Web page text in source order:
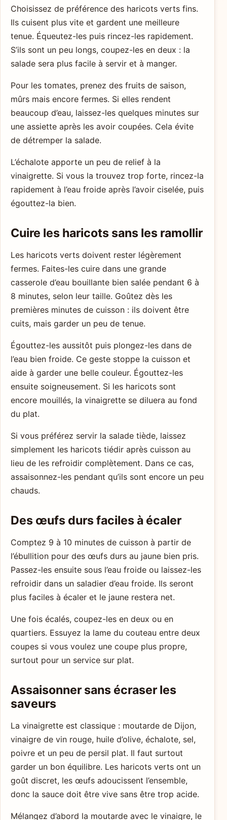
Choisissez de préférence des haricots verts fins.
Ils cuisent plus vite et gardent une meilleure
tenue. Équeutez-les puis rincez-les rapidement.
S’ils sont un peu longs, coupez-les en deux : la
salade sera plus facile à servir et à manger.
Pour les tomates, prenez des fruits de saison,
mûrs mais encore fermes. Si elles rendent
beaucoup d’eau, laissez-les quelques minutes sur
une assiette après les avoir coupées. Cela évite
de détremper la salade.
L’échalote apporte un peu de relief à la
vinaigrette. Si vous la trouvez trop forte, rincez-la
rapidement à l’eau froide après l’avoir ciselée, puis
égouttez-la bien.
Cuire les haricots sans les ramollir
Les haricots verts doivent rester légèrement
fermes. Faites-les cuire dans une grande
casserole d’eau bouillante bien salée pendant 6 à
8 minutes, selon leur taille. Goûtez dès les
premières minutes de cuisson : ils doivent être
cuits, mais garder un peu de tenue.
Égouttez-les aussitôt puis plongez-les dans de
l’eau bien froide. Ce geste stoppe la cuisson et
aide à garder une belle couleur. Égouttez-les
ensuite soigneusement. Si les haricots sont
encore mouillés, la vinaigrette se diluera au fond
du plat.
Si vous préférez servir la salade tiède, laissez
simplement les haricots tiédir après cuisson au
lieu de les refroidir complètement. Dans ce cas,
assaisonnez-les pendant qu’ils sont encore un peu
chauds.
Des œufs durs faciles à écaler
Comptez 9 à 10 minutes de cuisson à partir de
l’ébullition pour des œufs durs au jaune bien pris.
Passez-les ensuite sous l’eau froide ou laissez-les
refroidir dans un saladier d’eau froide. Ils seront
plus faciles à écaler et le jaune restera net.
Une fois écalés, coupez-les en deux ou en
quartiers. Essuyez la lame du couteau entre deux
coupes si vous voulez une coupe plus propre,
surtout pour un service sur plat.
Assaisonner sans écraser les
saveurs
La vinaigrette est classique : moutarde de Dijon,
vinaigre de vin rouge, huile d’olive, échalote, sel,
poivre et un peu de persil plat. Il faut surtout
garder un bon équilibre. Les haricots verts ont un
goût discret, les œufs adoucissent l’ensemble,
donc la sauce doit être vive sans être trop acide.
Mélangez d’abord la moutarde avec le vinaigre, le